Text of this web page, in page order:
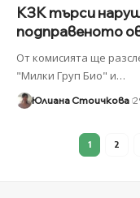
КЗК търси
подправеното
От комисията ще
"Милки Груп Био" и…
Юлиана Стоичкова
1 2